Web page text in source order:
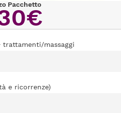
Pacchetto
trattamenti/massaggi
e ricorrenze)